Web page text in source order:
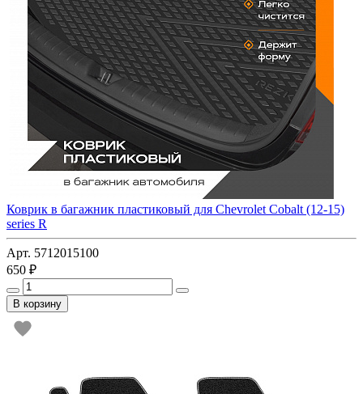
Коврик в багажник пластиковый для Chevrolet Cobalt (12-15)
series R
Арт. 5712015100
650 ₽
В корзину